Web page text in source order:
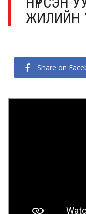
ЖИЛИЙН
Share on